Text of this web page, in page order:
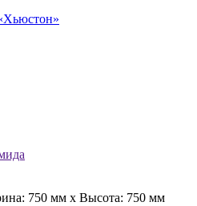
750 мм x Высота: 750 мм